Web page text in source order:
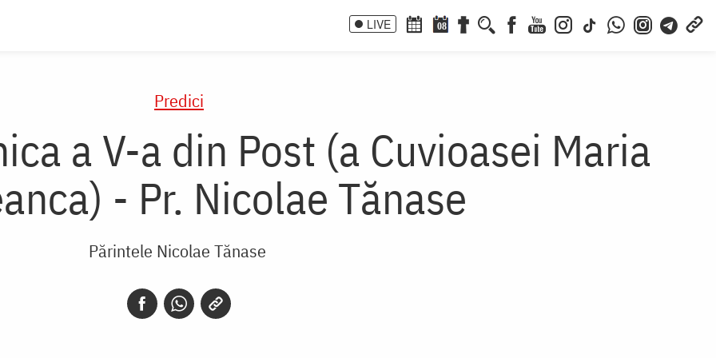
LIVE 08
Predici
a V-a din Post (a Cuvioasei Maria
- Pr. Nicolae Tănase
Părintele Nicolae Tănase